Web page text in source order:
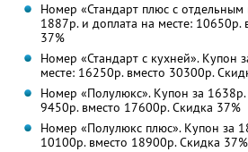
Номер «Стандарт плюс с отдельным
1887р. и доплата на месте: 10650р.
37%
Номер «Стандарт с кухней». Купон
месте: 16250р. вместо 30300р.
Номер «Полулюкс». Купон за 1638р.
9450р. вместо 17600р. Скидка 37%
Номер «Полулюкс плюс». Купон за
10100р. вместо 18900р. Скидка 37%